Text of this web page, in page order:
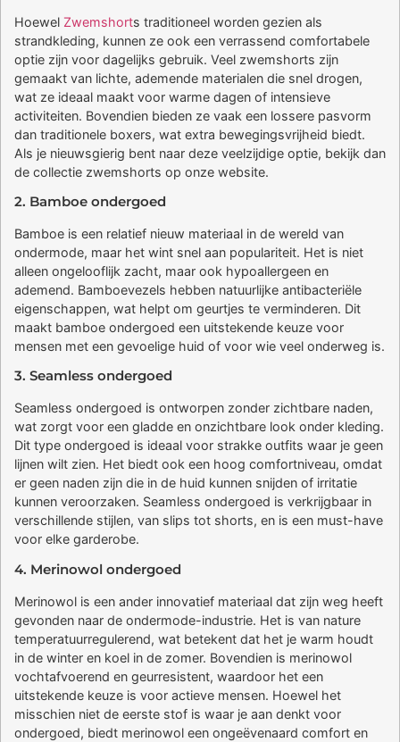
Hoewel Zwemshorts traditioneel worden gezien als
strandkleding, kunnen ze ook een verrassend comfortabele
optie zijn voor dagelijks gebruik. Veel zwemshorts zijn
gemaakt van lichte, ademende materialen die snel drogen,
wat ze ideaal maakt voor warme dagen of intensieve
activiteiten. Bovendien bieden ze vaak een lossere pasvorm
dan traditionele boxers, wat extra bewegingsvrijheid biedt.
Als je nieuwsgierig bent naar deze veelzijdige optie, bekijk dan
de collectie zwemshorts op onze website.
2. Bamboe ondergoed
Bamboe is een relatief nieuw materiaal in de wereld van
ondermode, maar het wint snel aan populariteit. Het is niet
alleen ongelooflijk zacht, maar ook hypoallergeen en
ademend. Bamboevezels hebben natuurlijke antibacteriële
eigenschappen, wat helpt om geurtjes te verminderen. Dit
maakt bamboe ondergoed een uitstekende keuze voor
mensen met een gevoelige huid of voor wie veel onderweg is.
3. Seamless ondergoed
Seamless ondergoed is ontworpen zonder zichtbare naden,
wat zorgt voor een gladde en onzichtbare look onder kleding.
Dit type ondergoed is ideaal voor strakke outfits waar je geen
lijnen wilt zien. Het biedt ook een hoog comfortniveau, omdat
er geen naden zijn die in de huid kunnen snijden of irritatie
kunnen veroorzaken. Seamless ondergoed is verkrijgbaar in
verschillende stijlen, van slips tot shorts, en is een must-have
voor elke garderobe.
4. Merinowol ondergoed
Merinowol is een ander innovatief materiaal dat zijn weg heeft
gevonden naar de ondermode-industrie. Het is van nature
temperatuurregulerend, wat betekent dat het je warm houdt
in de winter en koel in de zomer. Bovendien is merinowol
vochtafvoerend en geurresistent, waardoor het een
uitstekende keuze is voor actieve mensen. Hoewel het
misschien niet de eerste stof is waar je aan denkt voor
ondergoed, biedt merinowol een ongeëvenaard comfort en